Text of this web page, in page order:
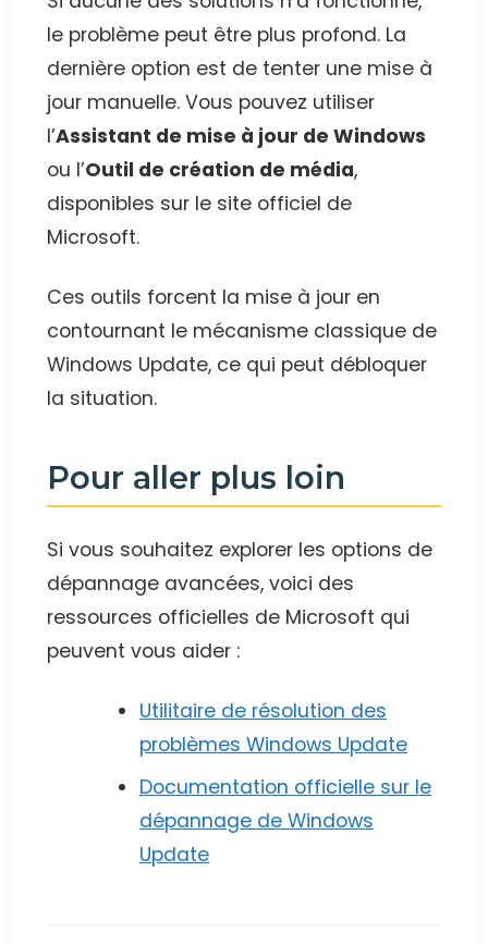
le problème peut être plus profond. La
dernière option est de tenter une mise à
jour manuelle. Vous pouvez utiliser
l’Assistant de mise à jour de Windows
ou l’Outil de création de média,
disponibles sur le site officiel de
Microsoft.
Ces outils forcent la mise à jour en
contournant le mécanisme classique de
Windows Update, ce qui peut débloquer
la situation.
Pour aller plus loin
Si vous souhaitez explorer les options de
dépannage avancées, voici des
ressources officielles de Microsoft qui
peuvent vous aider :
Utilitaire de résolution des
problèmes Windows Update
Documentation officielle sur le
dépannage de Windows
Update